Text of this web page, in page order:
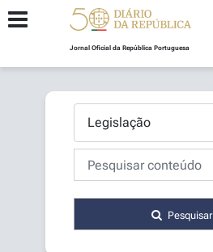
Jornal Oficial da República Portuguesa
Pesquisar